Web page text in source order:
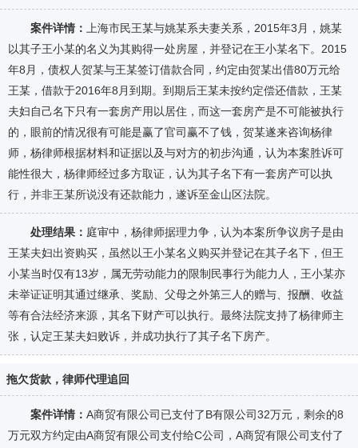
案件详情：
上海市民王某与姚某系夫妻关系，2015年3月，姚某
以其子王小某的名义为其购得一处房屋，并登记在王小某名下。2015
年8月，债权人贺某与王某签订借款合同，约定由贺某出借80万元给
王某，借款于2016年8月到期。到期后王某未按约定偿还借款，王某
夫妇自己名下只有一套房产用以居住，而这一套房产是不可能被执行
的，眼前的情况很有可能是赢了官司赢不了钱，贺某遂来咨询杨律
师，杨律师根据材料和证据以及与对方的初步沟通，认为本案胜诉可
能性很大，杨律师经过多方取证，认为其子名下有一套房产可以执
行，并非王某所说没有还款能力，遂诉至金山区法院。
处理结果： 庭审中，杨律师据理力争，认为本案所争议房子是由
王某夫妇出资购买，虽然以王小某名义购买并登记在其子名下，但王
小某当时仅有13岁，属无劳动能力的限制民事行为能力人，王小某亦
未举证证明其通过继承、奖励、父母之外第三人的赠与、报酬、收益
等有合法经济来源，其名下财产可以执行。最终法院支持了杨律师主
张，认定王某夫妇败诉，并成功执行了其子名下房产。
拖欠货款，律师代理追回
案件详情： A商贸有限公司已支付了B有限公司32万元，剩余的8
万元双方约定由A商贸有限公司支付给C公司，A商贸有限公司支付了